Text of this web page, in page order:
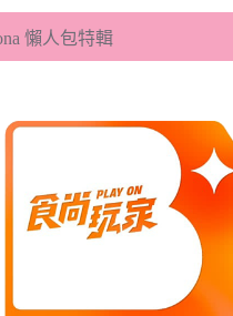
懶人包特輯